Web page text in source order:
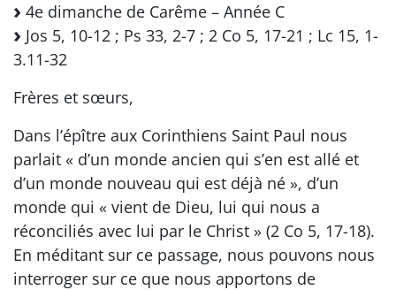
4e dimanche de Carême – Année C
Jos 5, 10-12 ; Ps 33, 2-7 ; 2 Co 5, 17-21 ; Lc 15, 1-
3.11-32
Frères et sœurs,
Dans l’épître aux Corinthiens Saint Paul nous
parlait « d’un monde ancien qui s’en est allé et
d’un monde nouveau qui est déjà né », d’un
monde qui « vient de Dieu, lui qui nous a
réconciliés avec lui par le Christ » (2 Co 5, 17-18).
En méditant sur ce passage, nous pouvons nous
interroger sur ce que nous apportons de